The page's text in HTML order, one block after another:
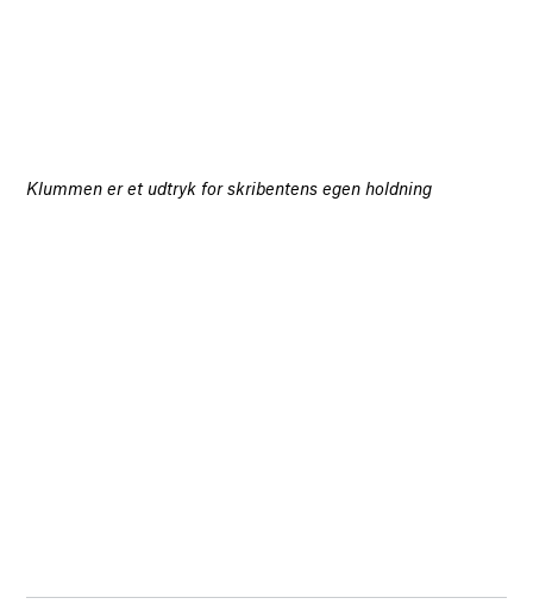
Klummen er et udtryk for skribentens egen holdning